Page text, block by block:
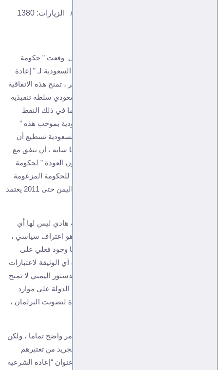
الزيارات: 1380
قبل نحو شهرين وتحديدا في 26 يناير كانون الثاني وقعت ” حكومة
هادي ” في الرياض اتفاقية جدلية لصالح صندوق السعودية لـ ” إعادة
إعمار اليمن ” الذي يديره السعودي محمد آل جابر ، تمنح هذه الاتفاقية
التي تم تسريبها وتتكون من 14 بندا الصندوق السعودي سلطة تنفيذية
بصلاحيات كاملة في إدارة موارد الدولة اليمنية بما في ذلك النفط
والغاز والموانئ والمنافذ البرية ، وتستطيع السعودية بموجب هذه ”
الاتفاقية ” وهي اتفاقية صورية في النهاية ، لأن السعودية تسطيع أن
تقوم بكل ذلك دون العودة لأي مرجع قانوني أو ما شابه ، أن تتفق مع
شركات ومستثمرين وكل ما له علاقة بالموارد دون العودة ” لحكومة
هادي ” بمعنى أن الرياض صادرت الحق السيادي للحكومة المزعومة
على الملف الاقتصادي برمته ، 90% من ميزانية اليمن حتى 2011 يعتمد
هذه الخطوة غير شرعية ، ليس فقط لأن شرعية هادي ليس لها أي
اعتبار حتى لو كان المجتمع الدولي يعترف بها ، هو اعتراف سياسي ،
فهو يعترف في الحقيقة بفراغ ، وبسلطة ليس لها وجود فعلي على
الأرض وتعيش في المنفى ، هي أيضا غير شرعية أي الوثيقة لاعتبارات
اخرى دستورية وقانونية ، اذا أنه وفق القانون والدستور اليمني لا تمنح
أي حكومة صلاحيات البت والتصرف ونقل سيادة الدولة على موارد
البلاد السيادية لأي جهة أخرى ، وثم تحتاج الخطوة لتصويت البرلمان ،
أنا هنا لا أناقش شرعية هذه الوثيقة أوعدمه ، الأمر واضح تماما ، ولكن
لماذا تقوم السعودية بذلك ، ما الهدف من وراء تجريد من تعتبرهم
السعودية حلفاء ونفذت عدوان على اليمن تحت عنوان “إعادة الشرعية